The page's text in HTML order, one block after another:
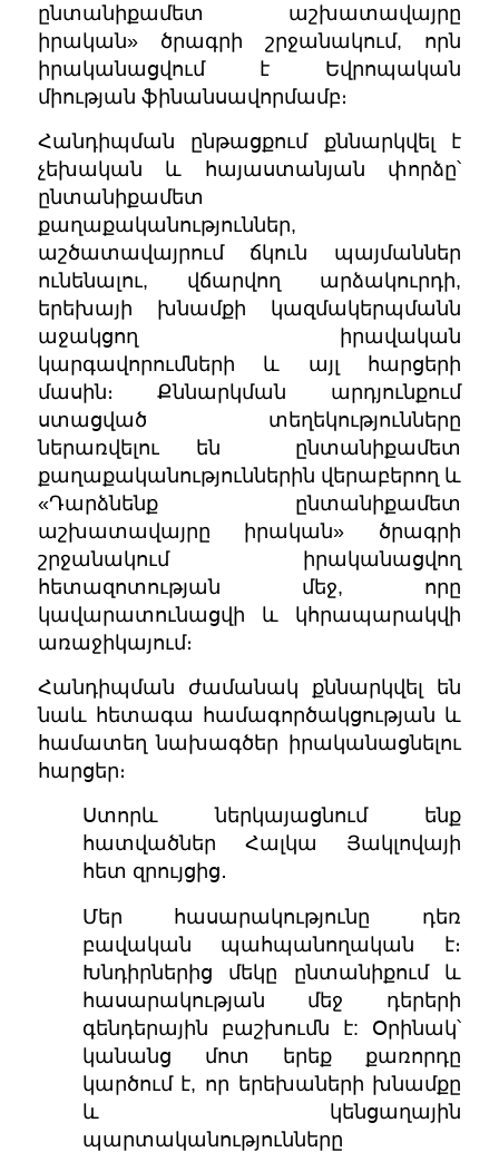
ընտանիքամետ աշխատավայրը
իրական» ծրագրի շրջանակում, որն
իրականացվում է Եվրոպական
միության ֆինանսավորմամբ։
Հանդիպման ընթացքում քննարկվել է
չեխական և հայաստանյան փորձը՝
ընտանիքամետ
քաղաքականություններ,
աշծատավայրում ճկուն պայմաններ
ունենալու, վճարվող արձակուրդի,
երեխայի խնամքի կազմակերպմանն
աջակցող իրավական
կարգավորումների և այլ հարցերի
մասին։ Քննարկման արդյունքում
ստացված տեղեկությունները
ներառվելու են ընտանիքամետ
քաղաքականություններին վերաբերող և
«Դարձնենք ընտանիքամետ
աշխատավայրը իրական» ծրագրի
շրջանակում իրականացվող
հետազոտության մեջ, որը
կավարատունացվի և կհրապարակվի
առաջիկայում։
Հանդիպման ժամանակ քննարկվել են
նաև հետագա համագործակցության և
համատեղ նախագծեր իրականացնելու
հարցեր։
Ստորև ներկայացնում ենք
հատվածներ Հալկա Յակլովայի
հետ զրույցից․
Մեր հասարակությունը դեռ
բավական պահպանողական է։
Խնդիրներից մեկը ընտանիքում և
հասարակության մեջ դերերի
գենդերային բաշխումն է: Օրինակ՝
կանանց մոտ երեք քառորդը
կարծում է, որ երեխաների խնամքը
և կենցաղային
պարտականությունները